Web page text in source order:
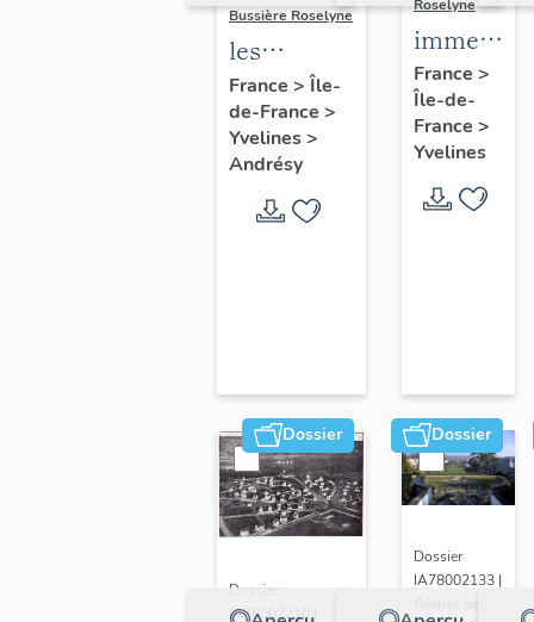
Bussière Roselyne
les
immeubles,
maisons et
fermes du
canton
d'Andrésy
France > Île-
de-France >
Yvelines>
Andrésy
Roselyne
maisons,
fermes
France >
Île-de-
France >
Yvelines
Dossier
Dossier
IA78002210 |
Dossier
Dossier
IA78002133 |